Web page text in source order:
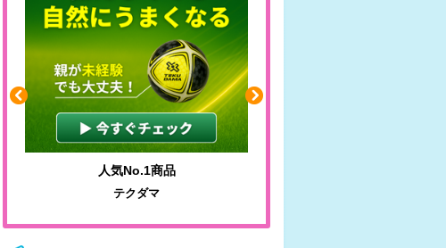
人気No.1商品
テクダマ